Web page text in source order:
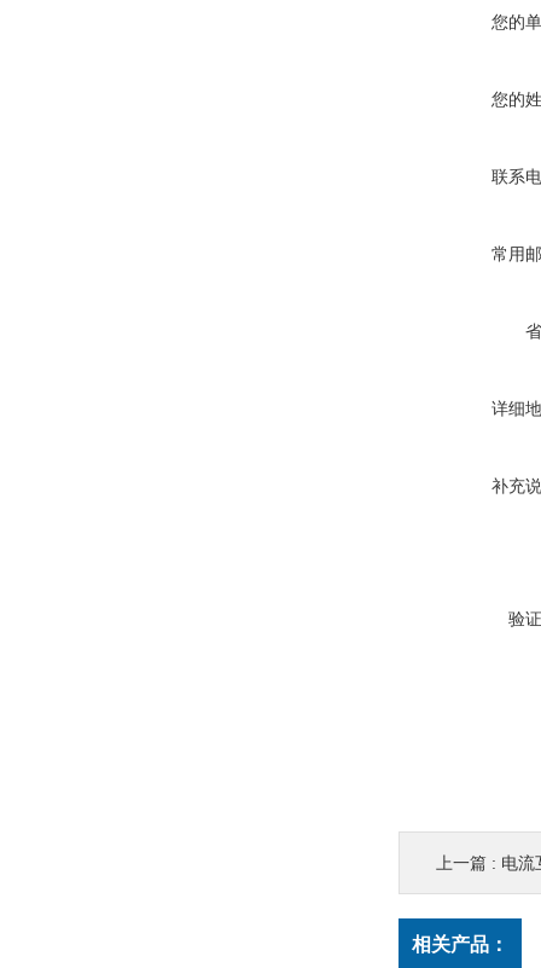
您的
您的
联系
常用
详细
补充
验
上一篇 : 电流
相关产品：